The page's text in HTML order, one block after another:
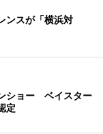
ンスが「横浜対
ショー ベイスター
定